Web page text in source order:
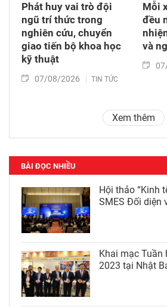
Phát huy vai trò đội
ngũ trí thức trong
nghiên cứu, chuyển
giao tiến bộ khoa học
kỹ thuật
07/08/2026 TIN TỨC
Mỗi
đều
và
Xem thêm
BÀI ĐỌC NHIỀU
Hội thảo “Kinh
SMES Đối diện
Khai mạc Tuần
2023 tại Nhật